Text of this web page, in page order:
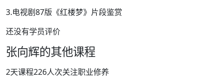
3.电视剧87版《红楼梦》片段鉴赏
还没有学员评价
张向辉的其他课程
2天课程226人次关注职业修养